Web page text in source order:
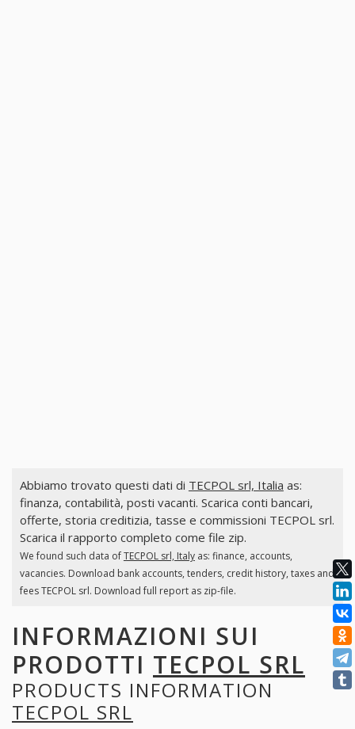
Abbiamo trovato questi dati di TECPOL srl, Italia as:
finanza, contabilità, posti vacanti. Scarica conti bancari,
offerte, storia creditizia, tasse e commissioni TECPOL srl.
Scarica il rapporto completo come file zip.
We found such data ofTECPOL srl, Italyas: finance, accounts,
vacancies. Download bank accounts, tenders, credit history, taxes and
fees TECPOL srl. Download full report as zip-file.
INFORMAZIONI SUI
PRODOTTI TECPOL SRL
PRODUCTS INFORMATION
TECPOL SRL